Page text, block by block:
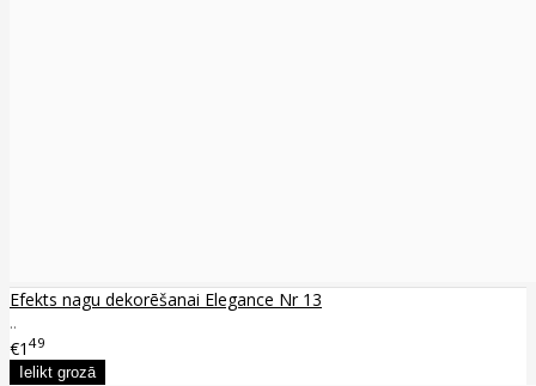
Efekts nagu dekorēšanai Elegance Nr 13
..
€1 49